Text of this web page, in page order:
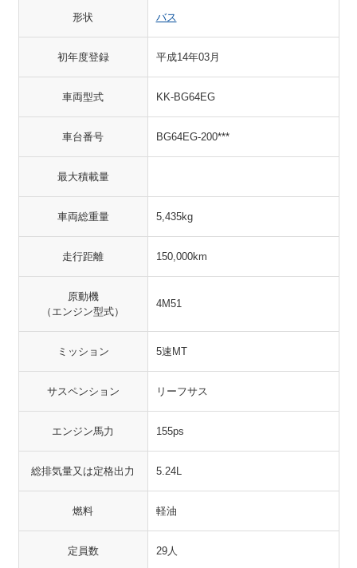
形状 バス
初年度登録 平成14年03月
車両型式 KK-BG64EG
車台番号 BG64EG-200***
最大積載量
車両総重量 5,435kg
走行距離 150,000km
原動機
（エンジン型式）
4M51
ミッション 5速MT
サスペンション リーフサス
エンジン馬力 155ps
総排気量又は定格出力 5.24L
燃料 軽油
定員数 29人